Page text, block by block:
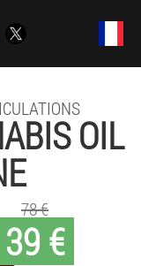
OIL
39 €
78 €